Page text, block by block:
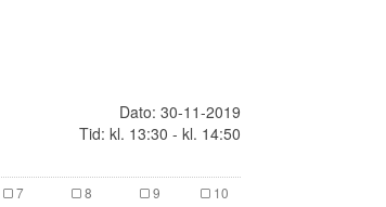
Dato: 30-11-2019
Tid: kl. 13:30 - kl. 14:50
7 8 9 10